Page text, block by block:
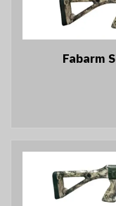
Fabarm